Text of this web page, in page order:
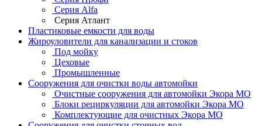
Серия Alfa
Серия Атлант
Пластиковые емкости для воды
Жироуловители для канализации и стоков
Под мойку
Цеховые
Промышленные
Сооружения для очистки воды автомойки
Очистные сооружения для автомойки Экора МО
Блоки рециркуляции для автомойки Экора МО
Комплектующие для очистных Экора МО